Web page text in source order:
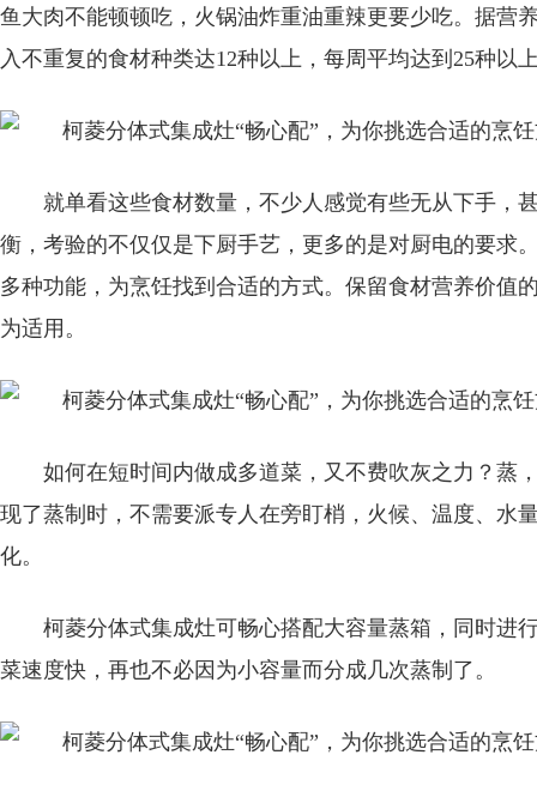
鱼大肉不能顿顿吃，火锅油炸重油重辣更要少吃。据营
入不重复的食材种类达12种以上，每周平均达到25种以
就单看这些食材数量，不少人感觉有些无从下手，
衡，考验的不仅仅是下厨手艺，更多的是对厨电的要求
多种功能，为烹饪找到合适的方式。保留食材营养价值
为适用。
如何在短时间内做成多道菜，又不费吹灰之力？蒸
现了蒸制时，不需要派专人在旁盯梢，火候、温度、水
化。
柯菱分体式集成灶可畅心搭配大容量蒸箱，同时进
菜速度快，再也不必因为小容量而分成几次蒸制了。